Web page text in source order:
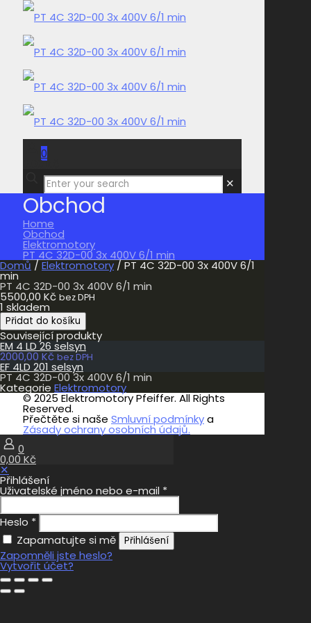
0
0,00 Kč
✕
Obchod
Home
Obchod
Elektromotory
PT 4C 32D-00 3x 400V 6/1 min
Domů / Elektromotory / PT 4C 32D-00 3x 400V 6/1
min
PT 4C 32D-00 3x 400V 6/1 min
5500,00 Kč bez DPH
1 skladem
PT
4C
32D-
00
3x
400V
6/1
min
množství
Přidat do košíku
Související produkty
EM 4 LD 26 selsyn
2000,00 Kč bez DPH
EF 4LD 201 selsyn
PT 4C 32D-00 3x 400V 6/1 min
Kategorie Elektromotory
© 2025 Elektromotory Pfeiffer. All Rights
Reserved.
Přečtěte si naše Smluvní podmínkya
Zásady ochrany osobních údajů.
0
0,00 Kč
✕
Přihlášení
Uživatelské jméno nebo e-mail *
Heslo *
Zapamatujte si mě
Přihlášení
Zapomněli jste heslo?
Vytvořit účet?